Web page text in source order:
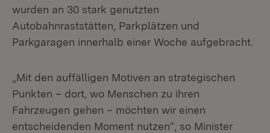
wurden an 30 stark genutzten
Autobahnraststätten, Parkplätzen und
Parkgaragen innerhalb einer Woche aufgebracht.
„Mit den auffälligen Motiven an strategischen
Punkten – dort, wo Menschen zu ihren
Fahrzeugen gehen – möchten wir einen
entscheidenden Moment nutzen“, so Minister